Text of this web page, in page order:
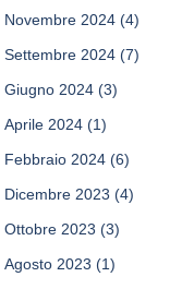
Novembre 2024 (4)
Settembre 2024 (7)
Giugno 2024 (3)
Aprile 2024 (1)
Febbraio 2024 (6)
Dicembre 2023 (4)
Ottobre 2023 (3)
Agosto 2023 (1)